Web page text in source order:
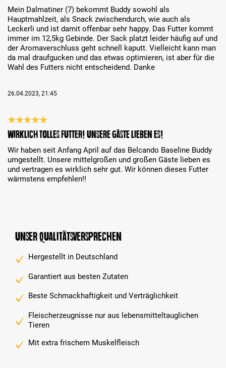
Mein Dalmatiner (7) bekommt Buddy sowohl als
Hauptmahlzeit, als Snack zwischendurch, wie auch als
Leckerli und ist damit offenbar sehr happy. Das Futter kommt
immer im 12,5kg Gebinde. Der Sack platzt leider häufig auf und
der Aromaverschluss geht schnell kaputt. Vielleicht kann man
da mal draufgucken und das etwas optimieren, ist aber für die
Wahl des Futters nicht entscheidend. Danke
26.04.2023, 21:45
Bewertung mit 5 von 5 Sternen
Wirklich tolles Futter! Unsere Gäste lieben es!
Wir haben seit Anfang April auf das Belcando Baseline Buddy
umgestellt. Unsere mittelgroßen und großen Gäste lieben es
und vertragen es wirklich sehr gut. Wir können dieses Futter
wärmstens empfehlen!!
Unser Qualitätsversprechen
Hergestellt in Deutschland
Garantiert aus besten Zutaten
Beste Schmackhaftigkeit und Verträglichkeit
Fleischerzeugnisse nur aus lebensmitteltauglichen
Tieren
Mit extra frischem Muskelfleisch